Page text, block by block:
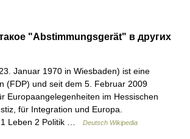
"Abstimmungsgerät" в других
Januar 1970 in Wiesbaden) ist eine
(FDP) und seit dem 5. Februar 2009
Europaangelegenheiten im Hessischen
für Integration und Europa.
1 Leben 2 Politik …
Deutsch Wikipedia